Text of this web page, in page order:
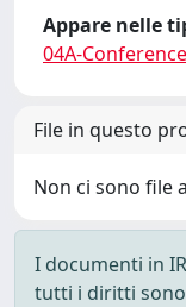
Appare nelle
04A-
File in questo
Non ci sono file
I documenti in
tutti i diritti